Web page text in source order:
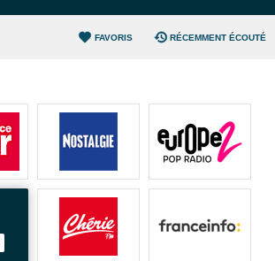
FAVORIS RÉCEMMENT ÉCOUTÉ